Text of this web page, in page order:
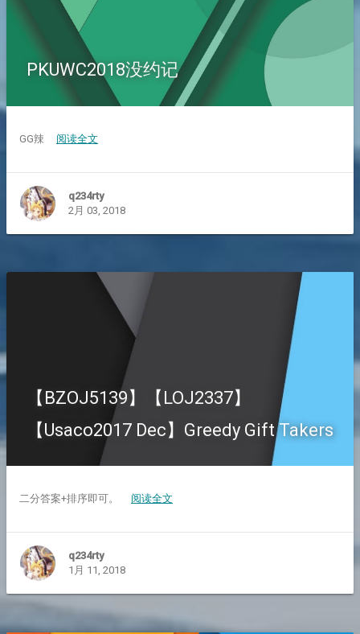
PKUWC2018没约记
GG辣 阅读全文
q234rty
2月 03, 2018
【BZOJ5139】【LOJ2337】
【Usaco2017 Dec】Greedy Gift Takers
二分答案+排序即可。 阅读全文
q234rty
1月 11, 2018